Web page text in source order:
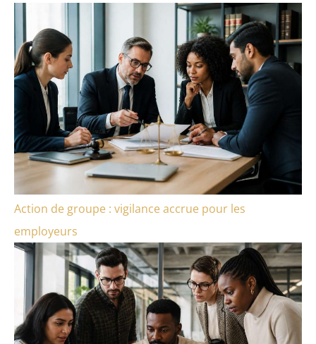
Action de groupe : vigilance accrue pour les
employeurs